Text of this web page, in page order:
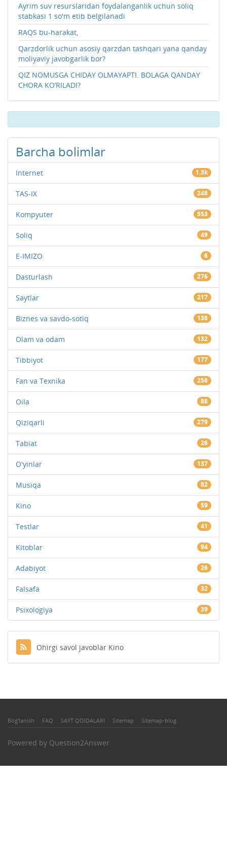
Ayrim suv resurslaridan foydalanganlik uchun soliq
stabkasi 1 so'm etib belgilanadi
RAQS bu-harakat,
Qarzdorlik uchun asosiy qarzdan tashqari yana qanday
moliyaviy javobgarlik bor?
QIZ NOMUSGA CHIDAY OLMAYAPTI. BOLAGA QANDAY
CHORA KO‘RILADI?
Barcha bolimlar
Internet 1.3k
TAS-IX 248
Kompyuter 553
Soliq 49
E-IMIZO 6
Dasturlash 276
Saytlar 217
Biznes va savdo-sotiq 138
Olam va odam 132
Tibbiyot 177
Fan va Texnika 258
Oila 88
Qiziqarli 279
Tabiat 26
O'yinlar 137
Musiqa 82
Kino 59
Testlar 41
Kitoblar 94
Adabiyot 26
Falsafa 32
Psixologiya 39
Ohirgi savol javoblar Kino
Bog'lanish FAQ SAYT QOIDALARI Sitemap Sitemap-blog
Powered by Question2Answer